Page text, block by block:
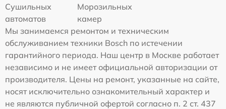
Сушильных
автоматов
Морозильных
камер
Мы занимаемся ремонтом и техническим
обслуживанием техники Bosch по истечении
гарантийного периода. Наш центр в Москве работает
независимо и не имеет официальной авторизации от
производителя. Цены на ремонт, указанные на сайте,
носят исключительно ознакомительный характер и
не являются публичной офертой согласно п. 2 ст. 437